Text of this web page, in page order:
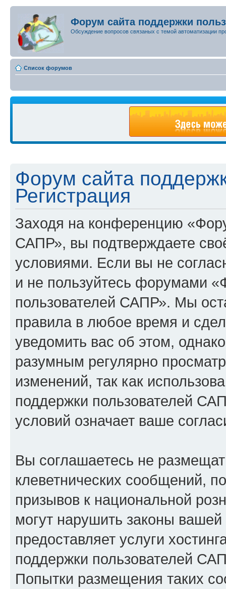
Форум сайта поддержки
Обсуждение вопросов связаных с темой автоматизации
Список форумов
Форум сайта
Регистрация
Заходя на конференцию
САПР», вы подтверждаете
условиями. Если вы не
и не пользуйтесь форумами
пользователей САПР». Мы
правила в любое время и
уведомить вас об этом,
разумным регулярно
изменений, так как
поддержки пользователей
условий означает ваше
Вы соглашаетесь не
клеветнических сообщений,
призывов к национальной
могут нарушить законы
предоставляет услуги
поддержки пользователей
Попытки размещения таких